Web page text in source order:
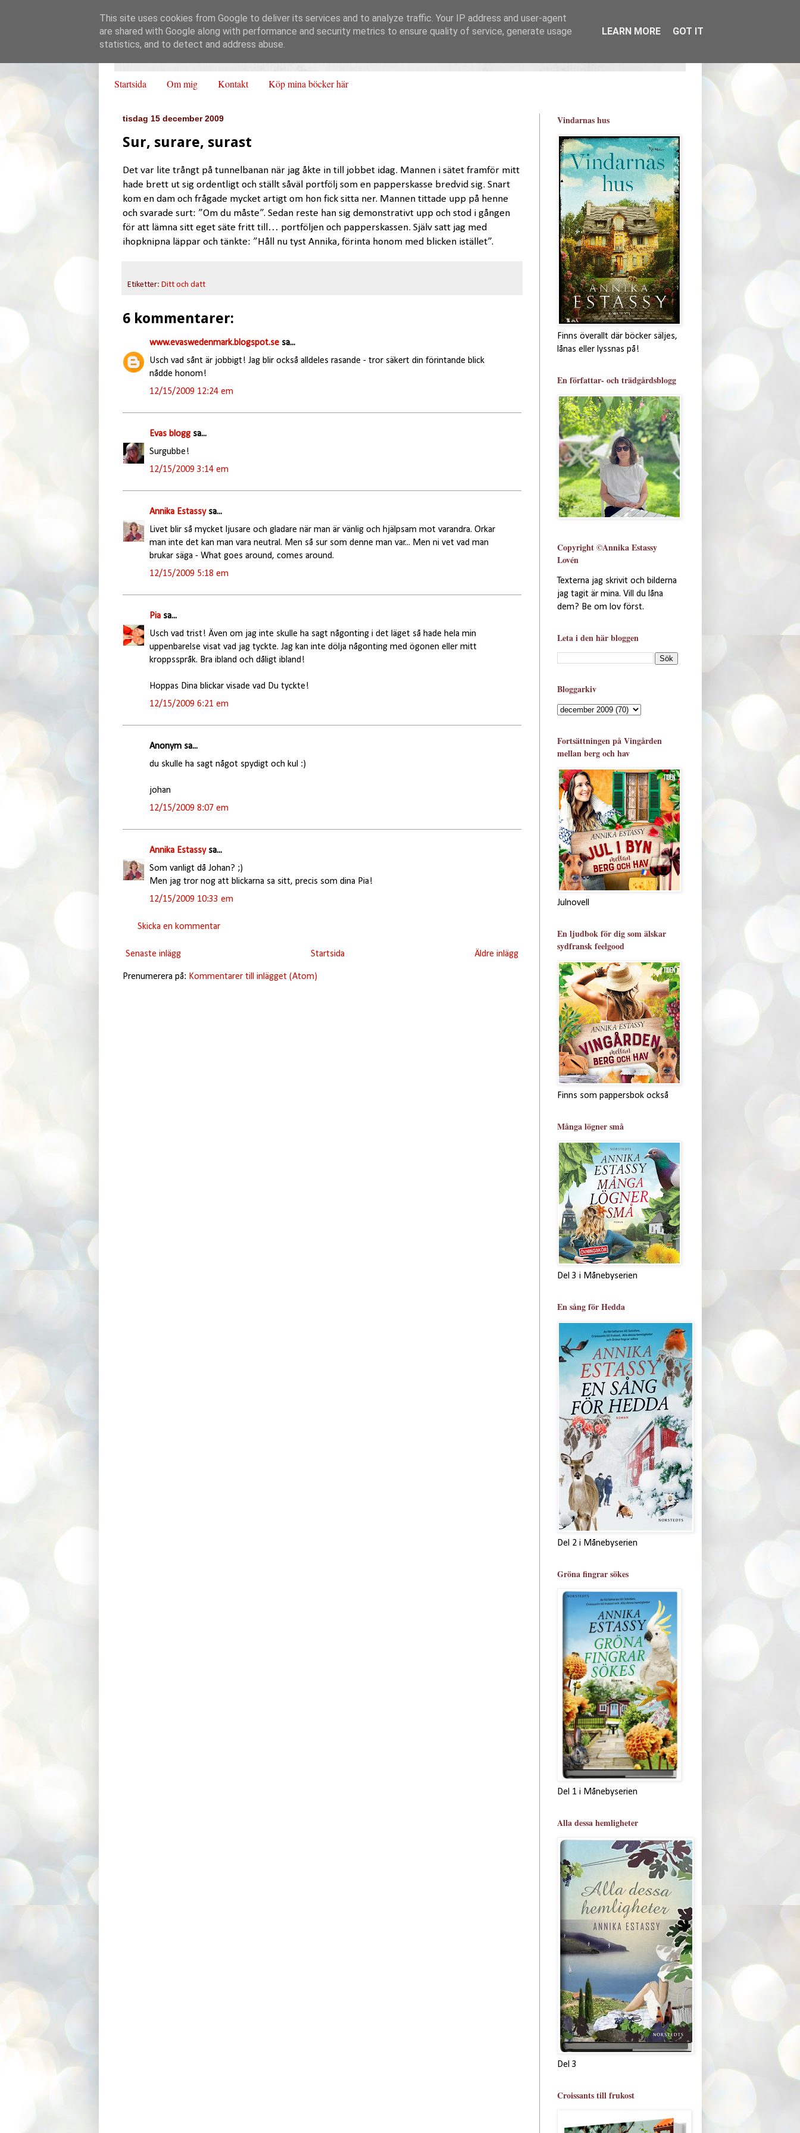
Startsida Om mig Kontakt Köp mina böcker här
tisdag 15 december 2009
Sur, surare, surast
Det var lite trångt på tunnelbanan när jag åkte in till jobbet idag. Mannen i sätet framför mitt
hade brett ut sig ordentligt och ställt såväl portfölj som en papperskasse bredvid sig. Snart
kom en dam och frågade mycket artigt om hon fick sitta ner. Mannen tittade upp på henne
och svarade surt: ”Om du måste”. Sedan reste han sig demonstrativt upp och stod i gången
för att lämna sitt eget säte fritt till… portföljen och papperskassen. Själv satt jag med
ihopknipna läppar och tänkte: ”Håll nu tyst Annika, förinta honom med blicken istället”.
Etiketter: Ditt och datt
6 kommentarer:
www.evaswedenmark.blogspot.sesa...
Usch vad sånt är jobbigt! Jag blir också alldeles rasande - tror säkert din förintande blick
nådde honom!
12/15/2009 12:24 em
Evas bloggsa...
Surgubbe!
12/15/2009 3:14 em
Annika Estassysa...
Livet blir så mycket ljusare och gladare när man är vänlig och hjälpsam mot varandra. Orkar
man inte det kan man vara neutral. Men så sur som denne man var... Men ni vet vad man
brukar säga - What goes around, comes around.
12/15/2009 5:18 em
Piasa...
Usch vad trist! Även om jag inte skulle ha sagt någonting i det läget så hade hela min
uppenbarelse visat vad jag tyckte. Jag kan inte dölja någonting med ögonen eller mitt
kroppsspråk. Bra ibland och dåligt ibland!
Hoppas Dina blickar visade vad Du tyckte!
12/15/2009 6:21 em
Anonym sa...
du skulle ha sagt något spydigt och kul :)
johan
12/15/2009 8:07 em
Annika Estassysa...
Som vanligt då Johan? ;)
Men jag tror nog att blickarna sa sitt, precis som dina Pia!
12/15/2009 10:33 em
Skicka en kommentar
Senaste inlägg Äldre inlägg
Startsida
Prenumerera på: Kommentarer till inlägget (Atom)
Vindarnas hus
Finns överallt där böcker säljes,
lånas eller lyssnas på!
En författar- och trädgårdsblogg
Copyright ©Annika Estassy
Lovén
Texterna jag skrivit och bilderna
jag tagit är mina. Vill du låna
dem? Be om lov först.
Leta i den här bloggen
Bloggarkiv
Fortsättningen på Vingården
mellan berg och hav
Julnovell
En ljudbok för dig som älskar
sydfransk feelgood
Finns som pappersbok också
Många lögner små
Del 3 i Månebyserien
En sång för Hedda
Del 2 i Månebyserien
Gröna fingrar sökes
Del 1 i Månebyserien
Alla dessa hemligheter
Del 3
Croissants till frukost
This site uses cookies from Google to deliver its services and to analyze traffic. Your IP address and user-agent
are shared with Google along with performance and security metrics to ensure quality of service, generate usage
statistics, and to detect and address abuse.
LEARN MORE GOT IT